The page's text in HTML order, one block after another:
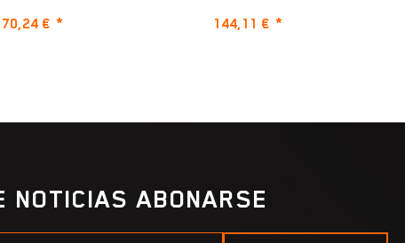
70,24 € * 144,11 € *
NOTICIAS ABONARSE